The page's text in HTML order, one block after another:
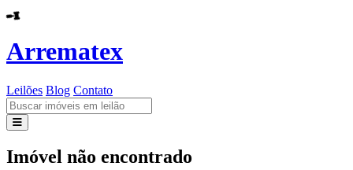
Arrematex
Leilões Blog Contato
Leilões
Imóvel não encontrado